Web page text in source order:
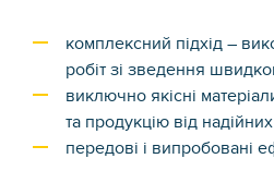
комплексний підхід –
робіт зі зведення
виключно якісні
та продукцію від
передові і випробовані